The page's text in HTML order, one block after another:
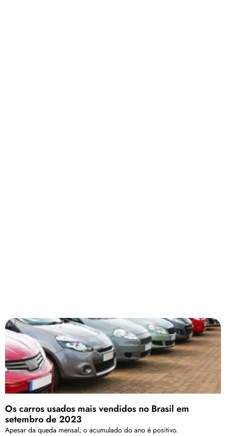
Os carros usados mais vendidos no Brasil em
setembro de 2023
Apesar da queda mensal, o acumulado do ano é positivo.